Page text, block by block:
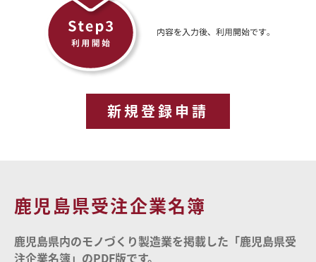
新規登録申請
鹿児島県受注企業名簿
鹿児島県内のモノづくり製造業を掲載した「鹿児島県受
注企業名簿」のPDF版です。